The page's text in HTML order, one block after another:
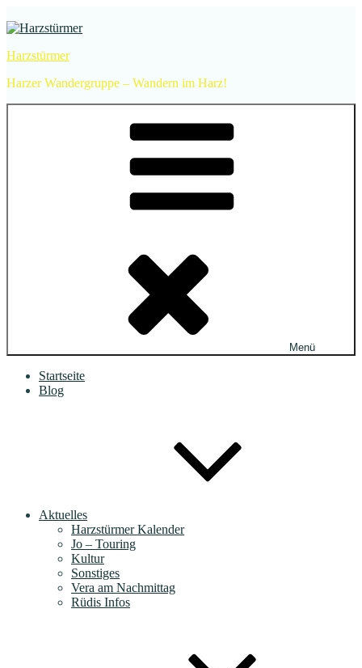
Inhalt
Harzstürmer
Harzer Wandergruppe – Wandern im Harz!
Menü
Startseite
Blog
Aktuelles
Harzstürmer Kalender
Jo – Touring
Kultur
Sonstiges
Vera am Nachmittag
Rüdis Infos